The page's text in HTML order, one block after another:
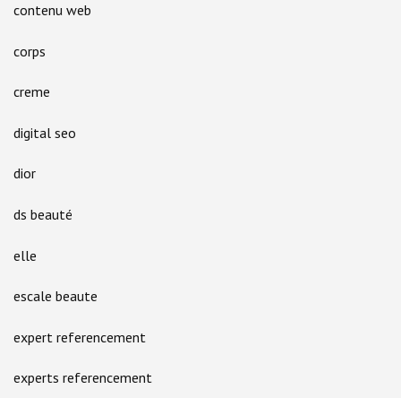
contenu web
corps
creme
digital seo
dior
ds beauté
elle
escale beaute
expert referencement
experts referencement